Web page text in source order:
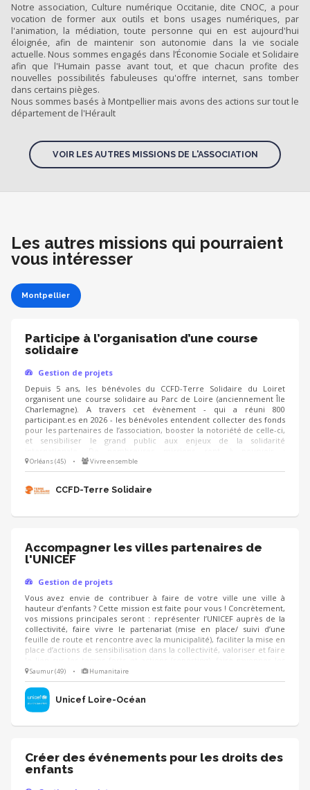
Notre association, Culture numérique Occitanie, dite CNOC, a pour
vocation de former aux outils et bons usages numériques, par
l'animation, la médiation, toute personne qui en est aujourd'hui
éloignée, afin de maintenir son autonomie dans la vie sociale
actuelle. Nous sommes engagés dans l’Économie Sociale et Solidaire
afin que l'Humain passe avant tout, et que chacun profite des
nouvelles possibilités fabuleuses qu'offre internet, sans tomber
dans certains pièges.
Nous sommes basés à Montpellier mais avons des actions sur tout le
département de l'Hérault
VOIR LES AUTRES MISSIONS DE L'ASSOCIATION
Les autres missions qui pourraient
vous intéresser
Montpellier
Participe à l’organisation d’une course
solidaire
Gestion de projets
Depuis 5 ans, les bénévoles du CCFD-Terre Solidaire du Loiret
organisent une course solidaire au Parc de Loire (anciennement Île
Charlemagne). A travers cet évènement - qui a réuni 800
participant.es en 2026 - les bénévoles entendent collecter des fonds
pour les partenaires de l’association, booster la notoriété de celle-ci,
et sensibiliser le grand public aux enjeux de la solidarité
communication, logistique, recherche de partenaires/mécènes, etc.
NB : l’édition 2027 aura lieu le dimanche 21 mars.
Orléans (45) • Vivre ensemble
CCFD-Terre Solidaire
Accompagner les villes partenaires de
l'UNICEF
Gestion de projets
Vous avez envie de contribuer à faire de votre ville une ville à
hauteur d’enfants ? Cette mission est faite pour vous ! Concrètement,
vos missions principales seront : représenter l’UNICEF auprès de la
collectivité, faire vivre le partenariat (mise en place/ suivi d’une
feuille de route et rencontre avec la municipalité), faciliter la mise en
place d’actions de sensibilisation dans la collectivité, valoriser et faire
droits de l’enfant sur le territoire. Vous aurez la possibilité d’animer
des formations à destination des élus et agents des collectivités
locales sur la prise en main des projets UNICEF.
Saumur (49) • Humanitaire
Unicef Loire-Océan
Créer des événements pour les droits des
enfants